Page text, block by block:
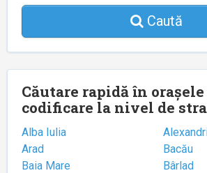
Caută
Căutare rapidă în orașele
codificare la nivel de
Alba Iulia
Arad
Bacău
Baia Mare
Bârlad